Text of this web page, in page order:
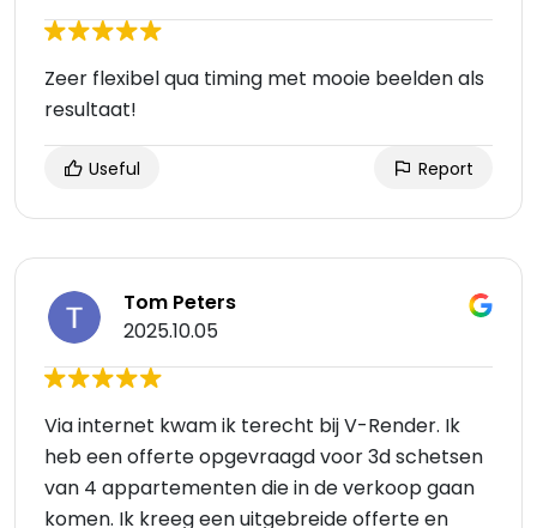
Zeer flexibel qua timing met mooie beelden als
resultaat!
Useful Report
Tom Peters
2025.10.05
Via internet kwam ik terecht bij V-Render. Ik
heb een offerte opgevraagd voor 3d schetsen
van 4 appartementen die in de verkoop gaan
komen. Ik kreeg een uitgebreide offerte en